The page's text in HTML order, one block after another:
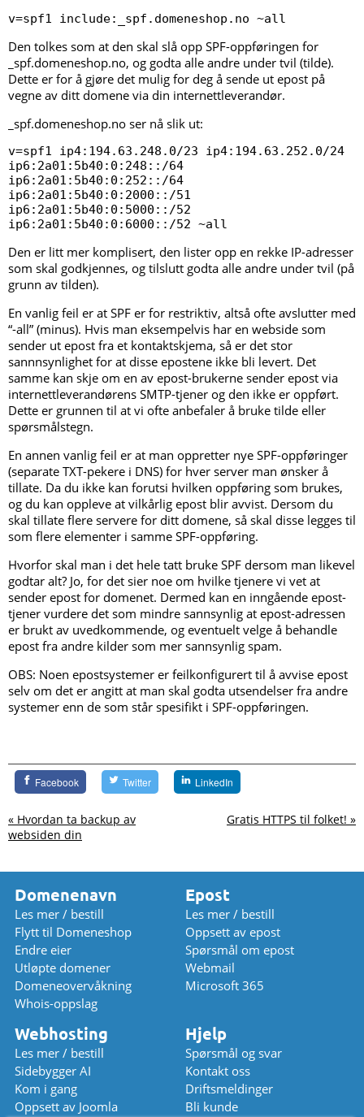
v=spf1 include:_spf.domeneshop.no ~all
Den tolkes som at den skal slå opp SPF-oppføringen for
_spf.domeneshop.no, og godta alle andre under tvil (tilde).
Dette er for å gjøre det mulig for deg å sende ut epost på
vegne av ditt domene via din internettleverandør.
_spf.domeneshop.no ser nå slik ut:
v=spf1 ip4:194.63.248.0/23 ip4:194.63.252.0/24
ip6:2a01:5b40:0:248::/64
ip6:2a01:5b40:0:252::/64
ip6:2a01:5b40:0:2000::/51
ip6:2a01:5b40:0:5000::/52
ip6:2a01:5b40:0:6000::/52 ~all
Den er litt mer komplisert, den lister opp en rekke IP-adresser
som skal godkjennes, og tilslutt godta alle andre under tvil (på
grunn av tilden).
En vanlig feil er at SPF er for restriktiv, altså ofte avslutter med
“-all” (minus). Hvis man eksempelvis har en webside som
sender ut epost fra et kontaktskjema, så er det stor
sannnsynlighet for at disse epostene ikke bli levert. Det
samme kan skje om en av epost-brukerne sender epost via
internettleverandørens SMTP-tjener og den ikke er oppført.
Dette er grunnen til at vi ofte anbefaler å bruke tilde eller
spørsmålstegn.
En annen vanlig feil er at man oppretter nye SPF-oppføringer
(separate TXT-pekere i DNS) for hver server man ønsker å
tillate. Da du ikke kan forutsi hvilken oppføring som brukes,
og du kan oppleve at vilkårlig epost blir avvist. Dersom du
skal tillate flere servere for ditt domene, så skal disse legges til
som flere elementer i samme SPF-oppføring.
Hvorfor skal man i det hele tatt bruke SPF dersom man likevel
godtar alt? Jo, for det sier noe om hvilke tjenere vi vet at
sender epost for domenet. Dermed kan en inngående epost-
tjener vurdere det som mindre sannsynlig at epost-adressen
er brukt av uvedkommende, og eventuelt velge å behandle
epost fra andre kilder som mer sannsynlig spam.
OBS: Noen epostsystemer er feilkonfigurert til å avvise epost
selv om det er angitt at man skal godta utsendelser fra andre
systemer enn de som står spesifikt i SPF-oppføringen.
Facebook Twitter LinkedIn
« Hvordan ta backup av
websiden din
Gratis HTTPS til folket! »
Domenenavn
Les mer / bestill
Flytt til Domeneshop
Endre eier
Utløpte domener
Domeneovervåkning
Whois-oppslag
Epost
Les mer / bestill
Oppsett av epost
Spørsmål om epost
Webmail
Microsoft 365
Webhosting
Les mer / bestill
Sidebygger AI
Kom i gang
Oppsett av Joomla
Hjelp
Spørsmål og svar
Kontakt oss
Driftsmeldinger
Bli kunde